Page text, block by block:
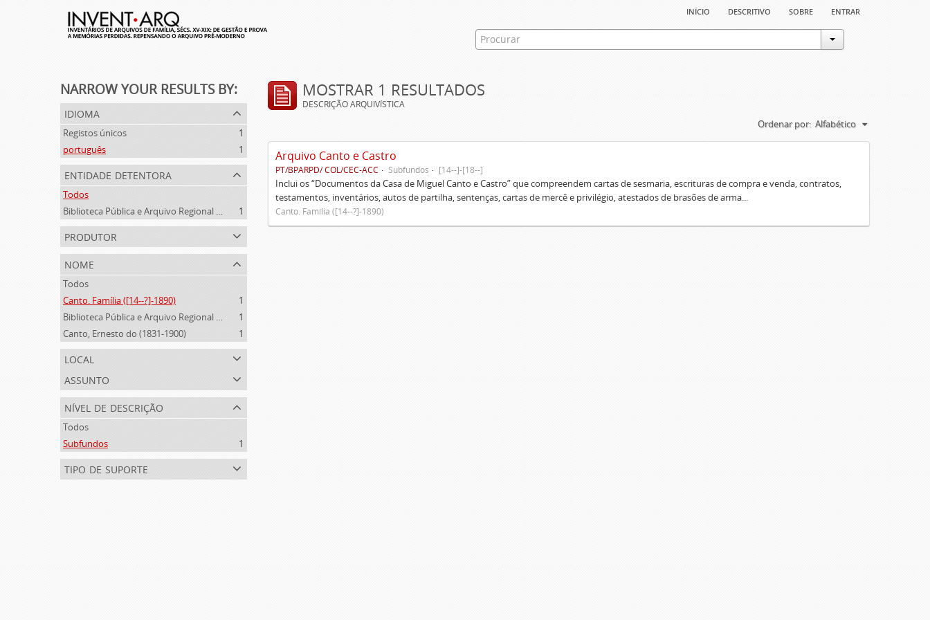
início descritivo sobre entrar
NARROW YOUR RESULTS BY:
idioma
Registos únicos
1
português
1
entidade detentora
Todos
Biblioteca Pública e Arquivo Regional de Ponta Delgada
1
produtor
nome
Todos
Canto. Família ([14--?]-1890)
1
Biblioteca Pública e Arquivo Regional de Ponta Delgada (1841- )
1
Canto, Ernesto do (1831-1900)
1
local
assunto
nível de descrição
Todos
Subfundos
1
tipo de suporte
MOSTRAR 1 RESULTADOS
DESCRIÇÃO ARQUIVÍSTICA
Ordenar por: Alfabético
Arquivo Canto e Castro
PT/BPARPD/ COL/CEC-ACC Subfundos [14--]-[18--]
Inclui os “Documentos da Casa de Miguel Canto e Castro” que compreendem cartas de sesmaria, escrituras de compra e venda, contratos,
testamentos, inventários, autos de partilha, sentenças, cartas de mercê e privilégio, atestados de brasões de arma...
Canto. Família ([14--?]-1890)